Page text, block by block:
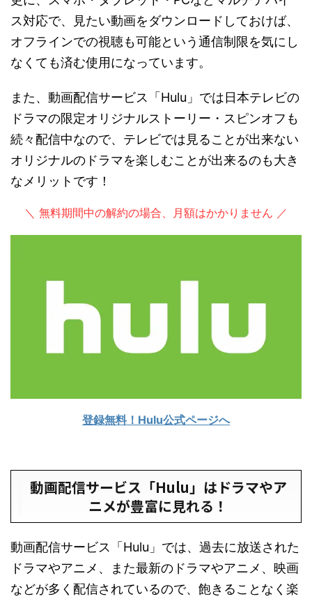
ス対応で、見たい動画をダウンロードしておけば、
オフラインでの視聴も可能という通信制限を気にし
なくても済む使用になっています。
また、動画配信サービス「Hulu」では日本テレビの
ドラマの限定オリジナルストーリー・スピンオフも
続々配信中なので、テレビでは見ることが出来ない
オリジナルのドラマを楽しむことが出来るのも大き
なメリットです！
＼ 無料期間中の解約の場合、月額はかかりません ／
登録無料！Hulu公式ページへ
動画配信サービス「Hulu」はドラマやア
ニメが豊富に見れる！
動画配信サービス「Hulu」では、過去に放送された
ドラマやアニメ、また最新のドラマやアニメ、映画
などが多く配信されているので、飽きることなく楽